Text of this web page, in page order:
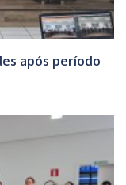
após período